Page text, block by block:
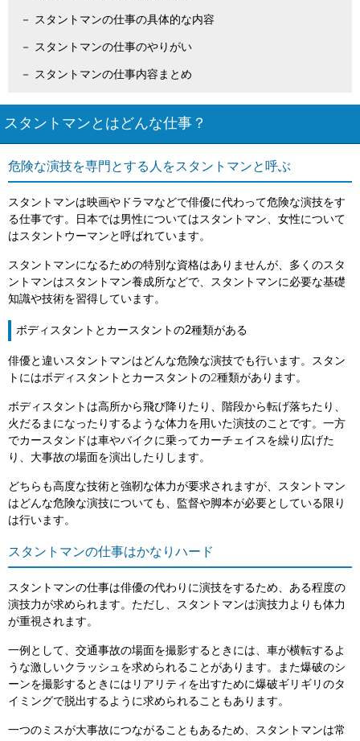
スタントマンの仕事の具体的な内容
スタントマンの仕事のやりがい
スタントマンの仕事内容まとめ
スタントマンとはどんな仕事？
危険な演技を専門とする人をスタントマンと呼ぶ
スタントマンは映画やドラマなどで俳優に代わって危険な演技をす
る仕事です。日本では男性についてはスタントマン、女性について
はスタントウーマンと呼ばれています。
スタントマンになるための特別な資格はありませんが、多くのスタ
ントマンはスタントマン養成所などで、スタントマンに必要な基礎
知識や技術を習得しています。
ボディスタントとカースタントの2種類がある
俳優と違いスタントマンはどんな危険な演技でも行います。スタン
トにはボディスタントとカースタントの2種類があります。
ボディスタントは高所から飛び降りたり、階段から転げ落ちたり、
火だるまになったりするような体力を用いた演技のことです。一方
でカースタンドは車やバイクに乗ってカーチェイスを繰り広げた
り、大事故の場面を演出したりします。
どちらも高度な技術と強靭な体力が要求されますが、スタントマン
はどんな危険な演技についても、監督や脚本が必要としている限り
は行います。
スタントマンの仕事はかなりハード
スタントマンの仕事は俳優の代わりに演技をするため、ある程度の
演技力が求められます。ただし、スタントマンは演技力よりも体力
が重視されます。
一例として、交通事故の場面を撮影するときには、車が横転するよ
うな激しいクラッシュを求められることがあります。また爆破のシ
ーンを撮影するときにはリアリティを出すために爆破ギリギリのタ
イミングで脱出するように求められることもあります。
一つのミスが大事故につながることもあるため、スタントマンは常